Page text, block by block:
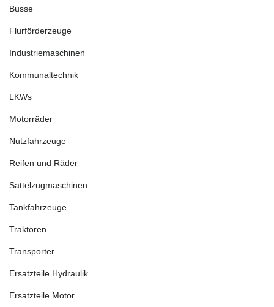
Busse
Flurförderzeuge
Industriemaschinen
Kommunaltechnik
LKWs
Motorräder
Nutzfahrzeuge
Reifen und Räder
Sattelzugmaschinen
Tankfahrzeuge
Traktoren
Transporter
Ersatzteile Hydraulik
Ersatzteile Motor